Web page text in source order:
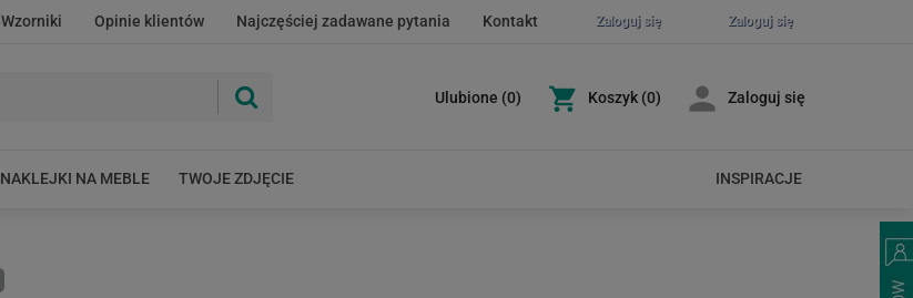
Zaloguj się
Zaloguj się
Wzorniki Opinie klientów Najczęściej zadawane pytania Kontakt
Ulubione (0) Koszyk (0) Zaloguj się
NAKLEJKI NA MEBLE TWOJE ZDJĘCIE INSPIRACJE